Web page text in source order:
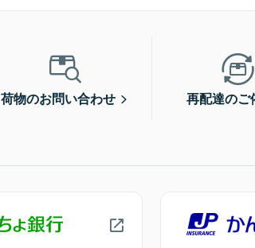
荷物のお問い合わせ 再配達のご